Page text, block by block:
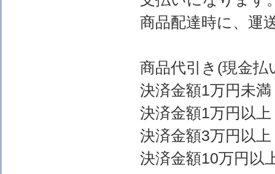
商品配達時に、運
商品代引き(現金
決済金額1万
決済金額1万円以
決済金額3万円以
決済金額10万円以